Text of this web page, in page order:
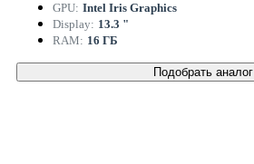
GPU: Intel Iris Graphics
Display: 13.3 "
RAM: 16 ГБ
Подобрать аналог